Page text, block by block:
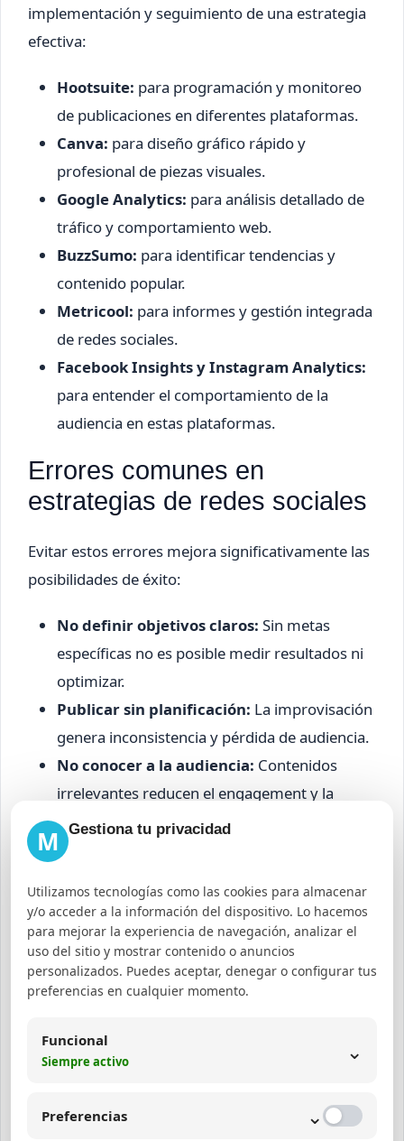
implementación y seguimiento de una estrategia
efectiva:
Hootsuite: para programación y monitoreo
de publicaciones en diferentes plataformas.
Canva: para diseño gráfico rápido y
profesional de piezas visuales.
Google Analytics: para análisis detallado de
tráfico y comportamiento web.
BuzzSumo: para identificar tendencias y
contenido popular.
Metricool: para informes y gestión integrada
de redes sociales.
Facebook Insights y Instagram Analytics:
para entender el comportamiento de la
audiencia en estas plataformas.
Errores comunes en
estrategias de redes sociales
Evitar estos errores mejora significativamente las
posibilidades de éxito:
No definir objetivos claros: Sin metas
específicas no es posible medir resultados ni
optimizar.
Publicar sin planificación: La improvisación
genera inconsistencia y pérdida de audiencia.
No conocer a la audiencia: Contenidos
irrelevantes reducen el engagement y la
fidelización.
Ignorar la interacción:
la percepción de marca.
Falta de análisis y optimización: No
aprovechar los datos limita el crecimiento y
mejora.
Ejemplos de estrategia de
redes sociales exitosas
Para ilustrar la aplicación práctica, se presentan
M Gestiona tu privacidad
Utilizamos tecnologías como las cookies para almacenar
y/o acceder a la información del dispositivo. Lo hacemos
para mejorar la experiencia de navegación, analizar el
uso del sitio y mostrar contenido o anuncios
personalizados. Puedes aceptar, denegar o configurar tus
preferencias en cualquier momento.
Funcional
Siempre activo ⌄
Preferencias ⌄